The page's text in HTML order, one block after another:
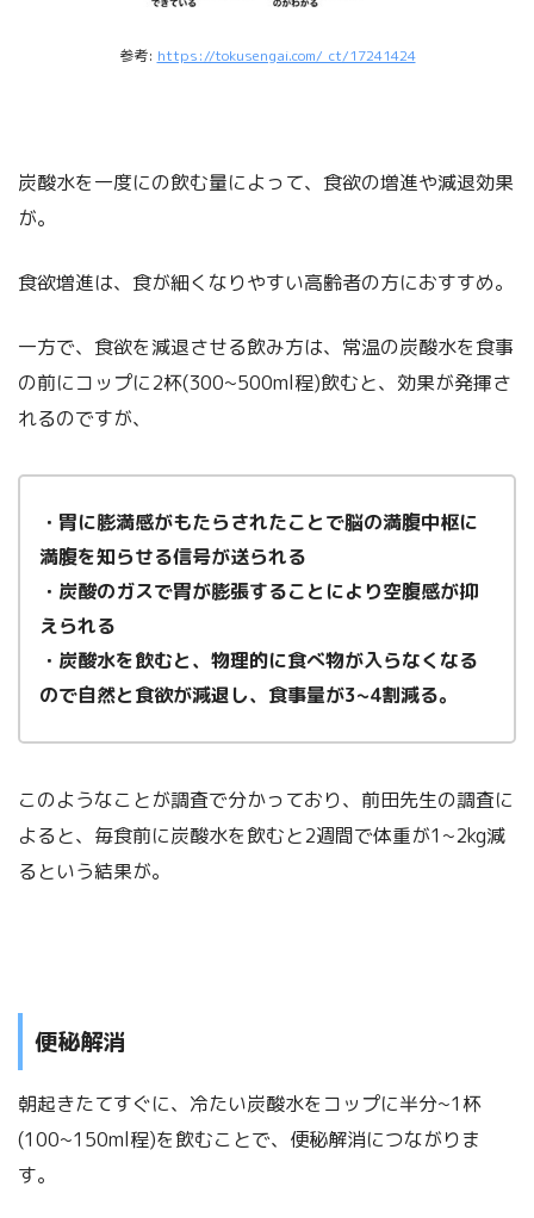
参考: https://tokusengai.com/_ct/17241424
炭酸水を一度にの飲む量によって、食欲の増進や減退効果
が。
食欲増進は、食が細くなりやすい高齢者の方におすすめ。
一方で、食欲を減退させる飲み方は、常温の炭酸水を食事
の前にコップに2杯(300~500ml程)飲むと、効果が発揮さ
れるのですが、
・胃に膨満感がもたらされたことで脳の満腹中枢に
満腹を知らせる信号が送られる
・炭酸のガスで胃が膨張することにより空腹感が抑
えられる
・炭酸水を飲むと、物理的に食べ物が入らなくなる
ので自然と食欲が減退し、食事量が3~4割減る。
このようなことが調査で分かっており、前田先生の調査に
よると、毎食前に炭酸水を飲むと2週間で体重が1~2kg減
るという結果が。
便秘解消
朝起きたてすぐに、冷たい炭酸水をコップに半分~1杯
(100~150ml程)を飲むことで、便秘解消につながりま
す。